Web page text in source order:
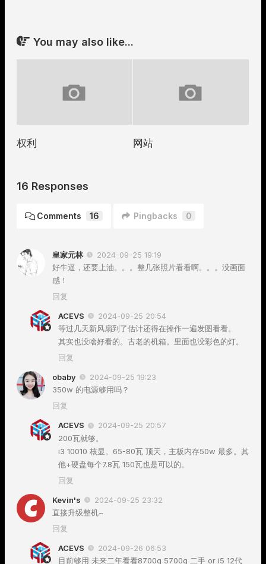
You may also like...
权利 网站
16 Responses
Comments 16 Pingbacks 0
皇家元林
2024-09-25 19:19
好牛逼，还要上油。。。整几张照片看看啊。。。没画面
感！
回复
ACEVS
2024-09-25 20:54
等过几天新风扇到了估计还得在操作一遍发图看看。
其实也没啥好看的。古老的机箱。里面也没彩色的灯。
回复
obaby
2024-09-25 19:23
350w 的电源够用吗？
回复
ACEVS
2024-09-25 20:57
200瓦就够。
i3 10010 核显。65-80瓦 顶天，主板内存50w 最多。其
他+硬盘每个7.8瓦 150瓦也是可以的。
回复
Kevin's
2024-09-25 23:32
直接升级整机~
回复
ACEVS
2024-09-26 06:53
目前够用 未来二年看看8700g 5700g 二手 or i5 12代